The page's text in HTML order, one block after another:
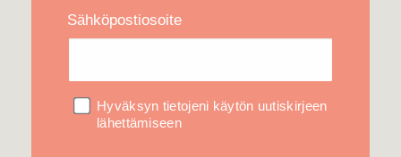
Sähköpostiosoite
Hyväksyn tietojeni käytön uutiskirjeen
lähettämiseen